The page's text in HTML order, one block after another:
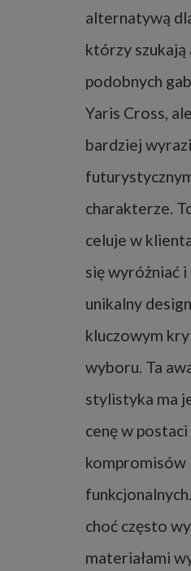
alternatywą
którzy szukają
podobnych
Yaris Cross,
bardziej
charakterze.
celuje w
się wyróżniać
unikalny
kluczowym
wyboru. Ta
stylistyka ma
cenę w
kompromisów
choć często
materiałami